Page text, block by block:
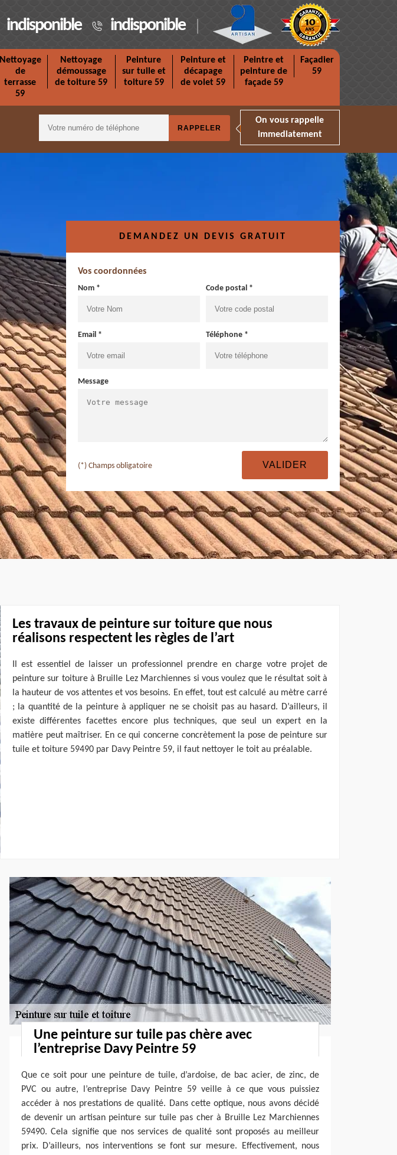
indisponible indisponible
Nettoyage
de
terrasse
59
Nettoyage
démoussage
de toiture 59
Peinture
sur tuile et
toiture 59
Peinture et
décapage
de volet 59
Peintre et
peinture de
façade 59
Façadier
59
On vous rappelle
immediatement
DEMANDEZ UN DEVIS GRATUIT
Vos coordonnées
Nom * Code postal *
Email * Téléphone *
Message
(*) Champs obligatoire
Les travaux de peinture sur toiture que nous
réalisons respectent les règles de l’art
Il est essentiel de laisser un professionnel prendre en charge votre projet de
peinture sur toiture à Bruille Lez Marchiennes si vous voulez que le résultat soit à
la hauteur de vos attentes et vos besoins. En effet, tout est calculé au mètre carré
; la quantité de la peinture à appliquer ne se choisit pas au hasard. D’ailleurs, il
existe différentes facettes encore plus techniques, que seul un expert en la
matière peut maîtriser. En ce qui concerne concrètement la pose de peinture sur
tuile et toiture 59490 par Davy Peintre 59, il faut nettoyer le toit au préalable.
Une peinture sur tuile pas chère avec
l’entreprise Davy Peintre 59
Que ce soit pour une peinture de tuile, d’ardoise, de bac acier, de zinc, de
PVC ou autre, l’entreprise Davy Peintre 59 veille à ce que vous puissiez
accéder à nos prestations de qualité. Dans cette optique, nous avons décidé
de devenir un artisan peinture sur tuile pas cher à Bruille Lez Marchiennes
59490. Cela signifie que nos services de qualité sont proposés au meilleur
prix. D’ailleurs, nos interventions se font sur mesure. Effectivement, nous